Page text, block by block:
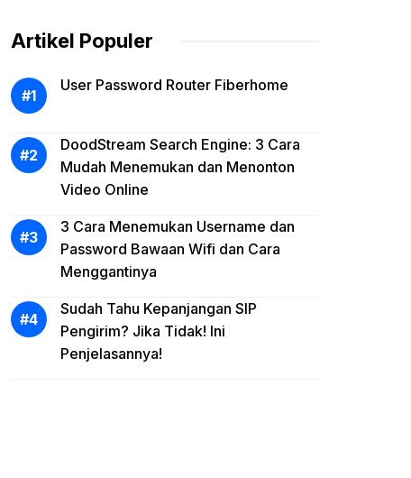
Artikel Populer
User Password Router Fiberhome
DoodStream Search Engine: 3 Cara
Mudah Menemukan dan Menonton
Video Online
3 Cara Menemukan Username dan
Password Bawaan Wifi dan Cara
Menggantinya
Sudah Tahu Kepanjangan SIP
Pengirim? Jika Tidak! Ini
Penjelasannya!